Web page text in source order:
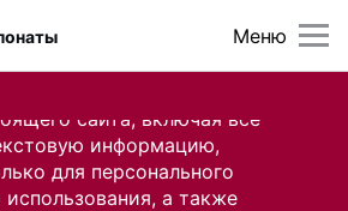
сайта, включая все
информацию,
для персонального
а также
Меню